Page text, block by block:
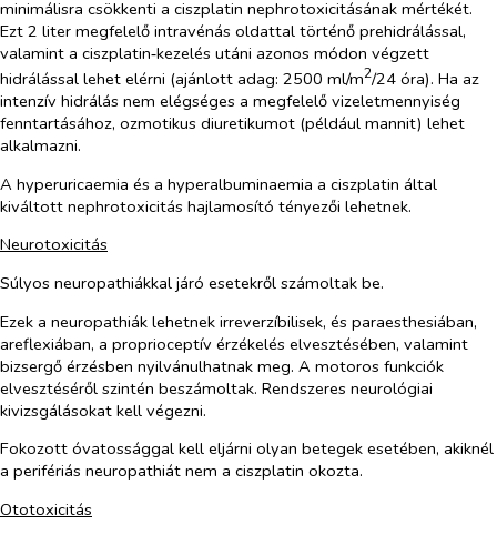
minimálisra csökkenti a ciszplatin nephrotoxicitásának mértékét.
Ezt 2 liter megfelelő intravénás oldattal történő prehidrálással,
valamint a ciszplatin‑kezelés utáni azonos módon végzett
hidrálással lehet elérni (ajánlott adag: 2500 ml/m2/24 óra). Ha az
intenzív hidrálás nem elégséges a megfelelő vizeletmennyiség
fenntartásához, ozmotikus diuretikumot (például mannit) lehet
alkalmazni.
A hyperuricaemia és a hyperalbuminaemia a ciszplatin által
kiváltott nephrotoxicitás hajlamosító tényezői lehetnek.
Neurotoxicitás
Súlyos neuropathiákkal járó esetekről számoltak be.
Ezek a neuropathiák lehetnek irreverzíbilisek, és paraesthesiában,
areflexiában, a proprioceptív érzékelés elvesztésében, valamint
bizsergő érzésben nyilvánulhatnak meg. A motoros funkciók
elvesztéséről szintén beszámoltak. Rendszeres neurológiai
kivizsgálásokat kell végezni.
Fokozott óvatossággal kell eljárni olyan betegek esetében, akiknél
a perifériás neuropathiát nem a ciszplatin okozta.
Ototoxicitás